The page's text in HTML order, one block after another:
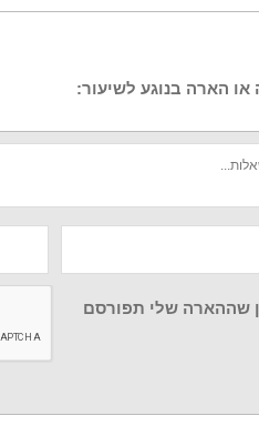
הארה בנוגע לשיעור:
שההארה שלי תפורסם